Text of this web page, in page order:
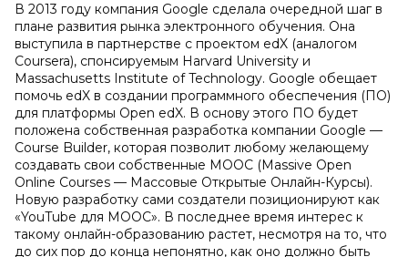
В 2013 году компания Google сделала очередной шаг в
плане развития рынка электронного обучения. Она
выступила в партнерстве с проектом edX (аналогом
Coursera), спонсируемым Harvard University и
Massachusetts Institute of Technology. Google обещает
помочь edX в создании программного обеспечения (ПО)
для платформы Open edX. В основу этого ПО будет
положена собственная разработка компании Google —
Course Builder, которая позволит любому желающему
создавать свои собственные MOOC (Massive Open
Online Courses — Массовые Открытые Онлайн-Курсы).
Новую разработку сами создатели позиционируют как
«YouTube для MOOC». В последнее время интерес к
такому онлайн-образованию растет, несмотря на то, что
до сих пор до конца непонятно, как оно должно быть